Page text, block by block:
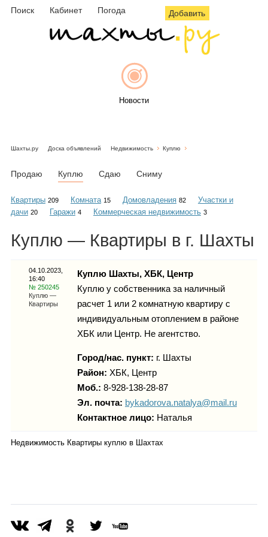
Поиск Кабинет Погода Добавить
Новости
Объявления
Каталог
Гороскоп
Карты
Шахты.ру Доска объявлений Недвижимость Куплю
Продаю Куплю Сдаю Сниму
Квартиры 209 Комната 15 Домовладения 82
Участки и
дачи 20 Гаражи 4 Коммерческая недвижимость 3
Куплю — Квартиры в г. Шахты
04.10.2023,
16:40
№ 250245
Куплю —
Квартиры
Куплю Шахты, ХБК, Центр
Куплю у собственника за наличный
расчет 1 или 2 комнатную квартиру с
индивидуальным отоплением в районе
ХБК или Центр. Не агентство.
Город/нас. пункт: г. Шахты
Район: ХБК, Центр
Моб.: 8-928-138-28-87
Эл. почта: bykadorova.natalya@mail.ru
Контактное лицо: Наталья
Недвижимость Квартиры куплю в Шахтах